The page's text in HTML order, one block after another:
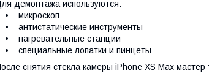
демонтажа используются:
• микроскоп
• антистатические инструменты
• нагревательные станции
• специальные лопатки и пинцеты
снятия стекла камеры iPhone XS Max